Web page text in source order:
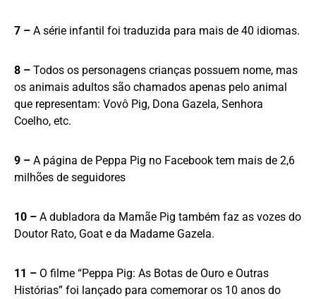
7 – A série infantil foi traduzida para mais de 40 idiomas.
8 – Todos os personagens crianças possuem nome, mas
os animais adultos são chamados apenas pelo animal
que representam: Vovô Pig, Dona Gazela, Senhora
Coelho, etc.
9 – A página de Peppa Pig no Facebook tem mais de 2,6
milhões de seguidores
10 – A dubladora da Mamãe Pig também faz as vozes do
Doutor Rato, Goat e da Madame Gazela.
11 – O filme “Peppa Pig: As Botas de Ouro e Outras
Histórias” foi lançado para comemorar os 10 anos do